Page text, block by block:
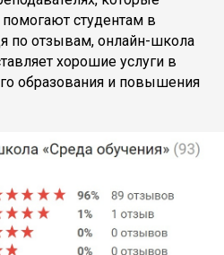
студентам в
по отзывам, онлайн-школа
хорошие услуги в
образования и повышения